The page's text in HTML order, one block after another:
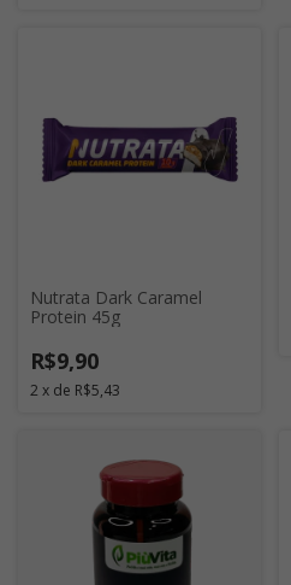
Nutrata Dark Caramel
Protein 45g
R$9,90
2 x de R$5,43